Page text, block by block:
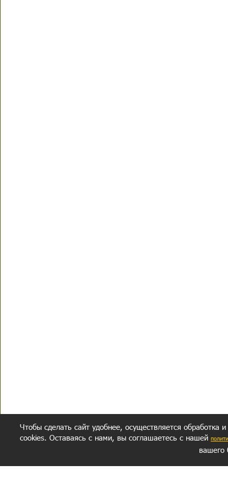
Чтобы сделать сайт удобнее, осуществляется обработка
cookies. Оставаясь с нами, вы соглашаетесь с нашей
вашего